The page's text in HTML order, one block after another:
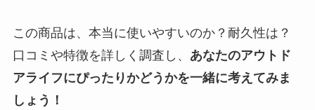
この商品は、本当に使いやすいのか？耐久性は？
口コミや特徴を詳しく調査し、 あなたのアウトド
アライフにぴったりかどうかを一緒に考えてみま
しょう！